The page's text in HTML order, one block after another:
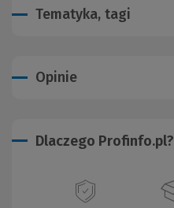
Tematyka, tagi
Opinie
Dlaczego Profinfo.pl?